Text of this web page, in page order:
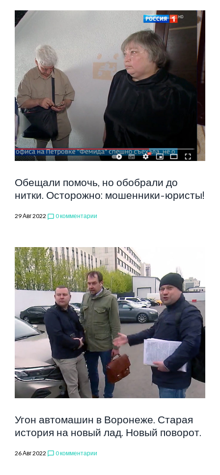
Обещали помочь, но обобрали до
нитки. Осторожно: мошенники-юристы!
29 Авг 2022 chat_bubble_outline 0 комментарии
Угон автомашин в Воронеже. Старая
история на новый лад. Новый поворот.
26 Авг 2022 chat_bubble_outline 0 комментарии